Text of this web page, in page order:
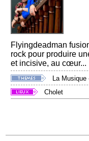
Flyingdeadman
rock pour produire
et incisive, au cœur...
La
Cholet